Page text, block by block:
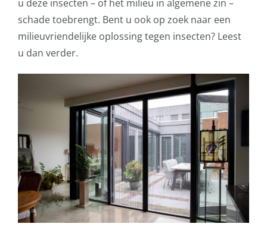
u deze insecten – of het milieu in algemene zin –
schade toebrengt. Bent u ook op zoek naar een
milieuvriendelijke oplossing tegen insecten? Leest
u dan verder.